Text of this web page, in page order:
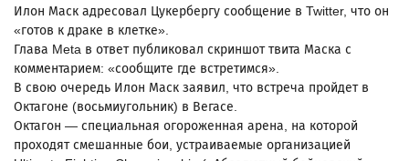
Илон Маск адресовал Цукербергу сообщение в Twitter, что он
«готов к драке в клетке».
Глава Meta в ответ публиковал скриншот твита Маска с
комментарием: «сообщите где встретимся».
В свою очередь Илон Маск заявил, что встреча пройдет в
Октагоне (восьмиугольник) в Вегасе.
Октагон — специальная огороженная арена, на которой
проходят смешанные бои, устраиваемые организацией